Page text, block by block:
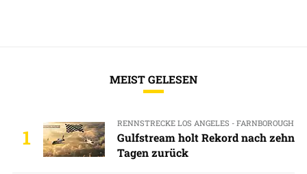
MEIST GELESEN
1
RENNSTRECKE LOS ANGELES - FARNBOROUGH
Gulfstream holt Rekord nach zehn
Tagen zurück